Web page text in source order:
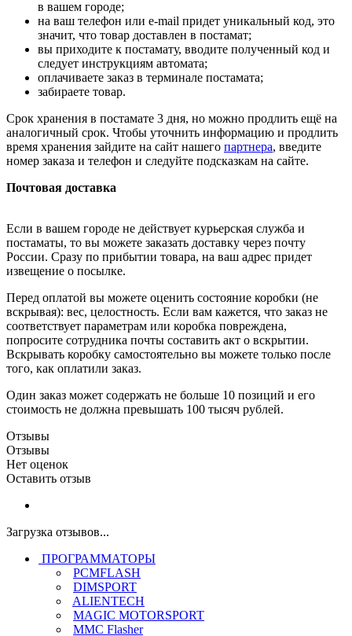
в вашем городе;
на ваш телефон или e-mail придет уникальный код, это
значит, что товар доставлен в постамат;
вы приходите к постамату, вводите полученный код и
следует инструкциям автомата;
оплачиваете заказ в терминале постамата;
забираете товар.
Срок хранения в постамате 3 дня, но можно продлить ещё на
аналогичный срок. Чтобы уточнить информацию и продлить
время хранения зайдите на сайт нашего партнера, введите
номер заказа и телефон и следуйте подсказкам на сайте.
Почтовая доставка
Если в вашем городе не действует курьерская служба и
постаматы, то вы можете заказать доставку через почту
России. Сразу по прибытии товара, на ваш адрес придет
извещение о посылке.
Перед оплатой вы можете оценить состояние коробки (не
вскрывая): вес, целостность. Если вам кажется, что заказ не
соответствует параметрам или коробка повреждена,
попросите сотрудника почты составить акт о вскрытии.
Вскрывать коробку самостоятельно вы можете только после
того, как оплатили заказ.
Один заказ может содержать не больше 10 позиций и его
стоимость не должна превышать 100 тысяч рублей.
Отзывы
Отзывы
Нет оценок
Оставить отзыв
Загрузка отзывов...
ПРОГРАММАТОРЫ
PCMFLASH
DIMSPORT
ALIENTECH
MAGIC MOTORSPORT
MMC Flasher